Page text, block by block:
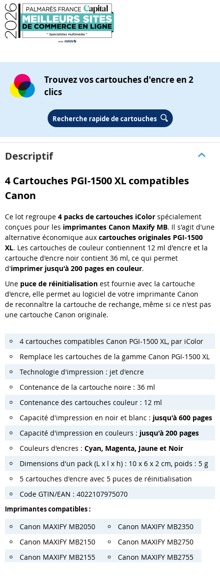
Trouvez vos cartouches d'encre en 2
clics
Recherche rapide de cartouches
Descriptif
4 Cartouches PGI-1500 XL compatibles
Canon
Ce lot regroupe 4 packs de cartouches iColor spécialement
conçues pour les imprimantes Canon Maxify MB. Il s'agit d'une
alternative économique aux cartouches originales PGI-1500
XL. Les cartouches de couleur contiennent 12 ml d'encre et la
cartouche d'encre noir contient 36 ml, ce qui permet
d'imprimer jusqu'à 200 pages en couleur.
Une puce de réinitialisation est fournie avec la cartouche
d'encre, elle permet au logiciel de votre imprimante Canon
de reconnaître la cartouche de rechange, même si ce n'est pas
une cartouche Canon originale.
4 cartouches compatibles Canon PGI-1500 XL, par iColor
Remplace les cartouches de la gamme Canon PGI-1500 XL
Technologie d'impression : jet d'encre
Contenance de la cartouche noire : 36 ml
Contenance des cartouches couleur : 12 ml
Capacité d'impression en noir et blanc : jusqu'à 600 pages
Capacité d'impression en couleurs : jusqu'à 200 pages
Couleurs d'encres : Cyan, Magenta, Jaune et Noir
Dimensions d'un pack (L x l x h) : 10 x 6 x 2 cm, poids : 5 g
5 cartouches d'encre avec 5 puces de réinitialisation
Code GTIN/EAN : 4022107975070
Imprimantes compatibles :
Canon MAXIFY MB2050
Canon MAXIFY MB2150
Canon MAXIFY MB2155
Canon MAXIFY MB2350
Canon MAXIFY MB2750
Canon MAXIFY MB2755